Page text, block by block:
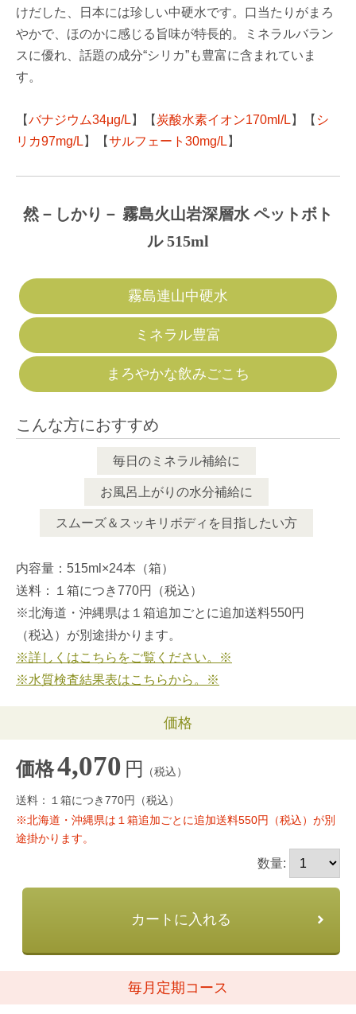
けだした、日本には珍しい中硬水です。口当たりがまろ
やかで、ほのかに感じる旨味が特長的。ミネラルバラン
スに優れ、話題の成分“シリカ”も豊富に含まれていま
す。
【バナジウム34μg/L 】【 炭酸水素イオン170ml/L 】【 シ
リカ97mg/L 】【サルフェート30mg/L 】
然－しかり－ 霧島火山岩深層水 ペットボト
ル 515ml
霧島連山中硬水
ミネラル豊富
まろやかな飲みごこち
こんな方におすすめ
毎日のミネラル補給に
お風呂上がりの水分補給に
スムーズ＆スッキリボディを目指したい方
内容量：515ml×24本（箱）
送料：１箱につき770円（税込）
※北海道・沖縄県は１箱追加ごとに追加送料550円
（税込）が別途掛かります。
※詳しくはこちらをご覧ください。※
※水質検査結果表はこちらから。※
価格
価格4,070 円 （税込）
送料：１箱につき770円（税込）
※北海道・沖縄県は１箱追加ごとに追加送料550円（税込）が別
途掛かります。
数量:
カートに入れる
毎月定期コース